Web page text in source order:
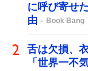
に呼び寄せ
由
Book Bang
舌は欠損、
「世界一不